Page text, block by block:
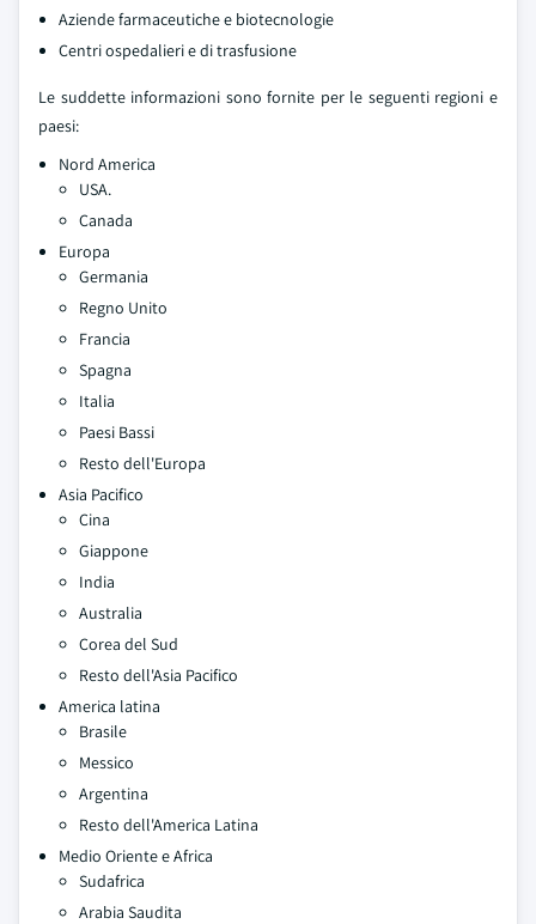
Aziende farmaceutiche e biotecnologie
Centri ospedalieri e di trasfusione
Le suddette informazioni sono fornite per le seguenti regioni e
paesi:
Nord America
USA.
Canada
Europa
Germania
Regno Unito
Francia
Spagna
Italia
Paesi Bassi
Resto dell'Europa
Asia Pacifico
Cina
Giappone
India
Australia
Corea del Sud
Resto dell'Asia Pacifico
America latina
Brasile
Messico
Argentina
Resto dell'America Latina
Medio Oriente e Africa
Sudafrica
Arabia Saudita